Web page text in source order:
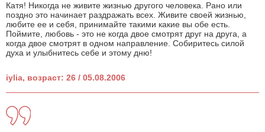
Катя! Никогда не живите жизнью другого человека. Рано или
поздно это начинает раздражать всех. Живите своей жизнью,
любите ее и себя, принимайте такими какие вы обе есть.
Поймите, любовь - это не когда двое смотрят друг на друга, а
когда двое смотрят в одном направление. Собиритесь силой
духа и улыбнитесь себе и этому дню!
iylia, возраст: 26 / 05.08.2006